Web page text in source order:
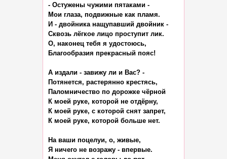
- Остужены чужими пятаками -
Мои глаза, подвижные как пламя.
И - двойника нащупавший двойник -
Сквозь лёгкое лицо проступит лик.
О, наконец тебя я удостоюсь,
Благообразия прекрасный пояс!
А издали - завижу ли и Вас? -
Потянется, растерянно крестясь,
Паломничество по дорожке чёрной
К моей руке, которой не отдёрну,
К моей руке, с которой снят запрет,
К моей руке, которой больше нет.
На ваши поцелуи, о, живые,
Я ничего не возражу - впервые.